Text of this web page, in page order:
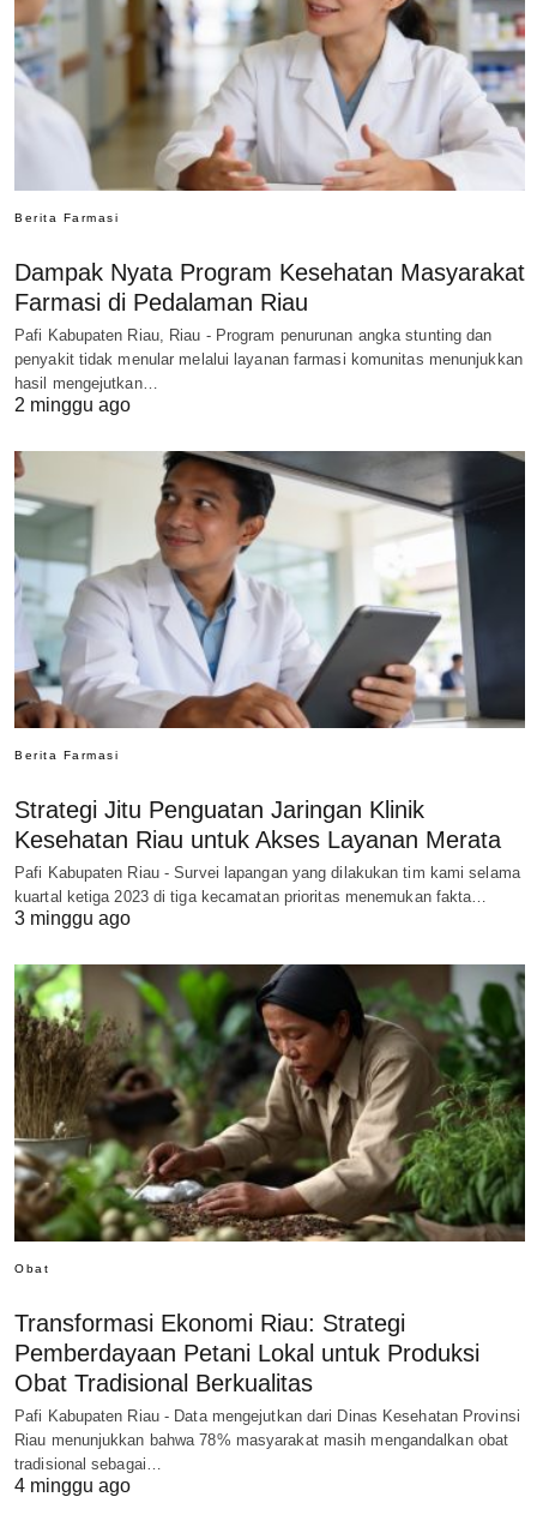
Berita Farmasi
Dampak Nyata Program Kesehatan Masyarakat
Farmasi di Pedalaman Riau
Pafi Kabupaten Riau, Riau - Program penurunan angka stunting dan
penyakit tidak menular melalui layanan farmasi komunitas menunjukkan
hasil mengejutkan…
2 minggu ago
Berita Farmasi
Strategi Jitu Penguatan Jaringan Klinik
Kesehatan Riau untuk Akses Layanan Merata
Pafi Kabupaten Riau - Survei lapangan yang dilakukan tim kami selama
kuartal ketiga 2023 di tiga kecamatan prioritas menemukan fakta…
3 minggu ago
Obat
Transformasi Ekonomi Riau: Strategi
Pemberdayaan Petani Lokal untuk Produksi
Obat Tradisional Berkualitas
Pafi Kabupaten Riau - Data mengejutkan dari Dinas Kesehatan Provinsi
Riau menunjukkan bahwa 78% masyarakat masih mengandalkan obat
tradisional sebagai…
4 minggu ago